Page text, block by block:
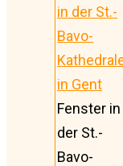
Fenster in
der St.-
Bavo-